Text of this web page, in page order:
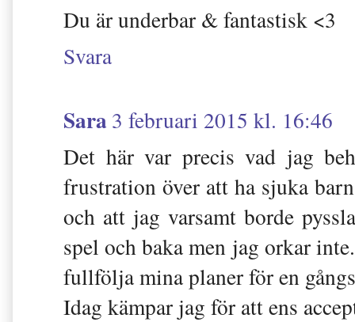
Du är underbar & fantastisk <3
Svara
Sara3 februari 2015 kl. 16:46
Det här var precis vad jag
frustration över att ha sjuka
och att jag varsamt borde
spel och baka men jag orkar
fullfölja mina planer för en
Idag kämpar jag för att ens